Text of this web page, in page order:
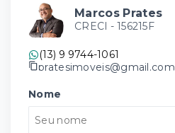
Marcos Prates
CRECI - 156215F
(13) 9 9744-1061
pratesimoveis@gmail.com
Nome